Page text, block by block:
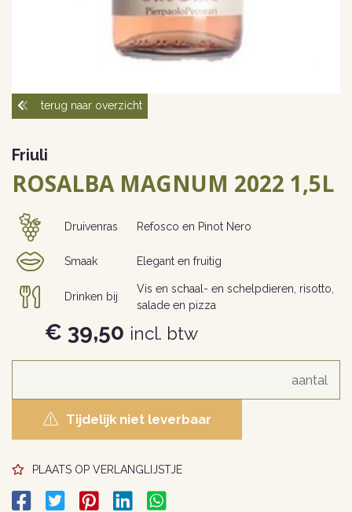
terug naar overzicht
Friuli
ROSALBA MAGNUM 2022 1,5L
Druivenras Refosco en Pinot Nero
Smaak Elegant en fruitig
Drinken bij
Vis en schaal- en schelpdieren, risotto,
salade en pizza
€ 39,50 incl. btw
Tijdelijk niet leverbaar
PLAATS OP VERLANGLIJSTJE